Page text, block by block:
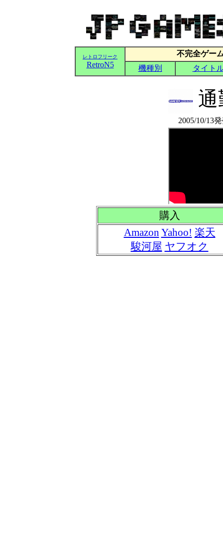
2005/10/13
購入
Amazon Yahoo! 楽天
駿河屋 ヤフオク